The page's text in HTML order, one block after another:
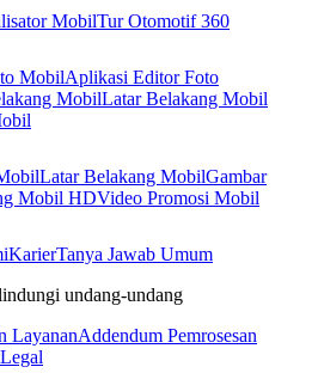
MobilTur Otomotif 360
MobilAplikasi Editor Foto
MobilLatar Belakang Mobil
Latar Belakang MobilGambar
Mobil HDVideo Promosi Mobil
KarierTanya Jawab Umum
undang-undang
LayananAddendum Pemrosesan
Legal